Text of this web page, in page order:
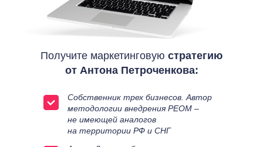
Получите маркетинговую стратегию
от Антона Петроченкова:
Собственник трех бизнесов. Автор
методологии внедрения РЕОМ –
не имеющей аналогов
на территории РФ и СНГ